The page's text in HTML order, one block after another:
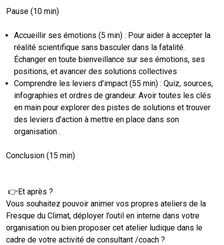
Pause (10 min)
Accueillir ses émotions (5 min) : Pour aider à accepter la
réalité scientifique sans basculer dans la fatalité.
Échanger en toute bienveillance sur ses émotions, ses
positions, et avancer des solutions collectives
Comprendre les leviers d’impact (55 min) : Quiz, sources,
infographies et ordres de grandeur. Avoir toutes les clés
en main pour explorer des pistes de solutions et trouver
des leviers d’action à mettre en place dans son
organisation .
Conclusion (15 min)
👉Et après ?
Vous souhaitez pouvoir animer vos propres ateliers de la
Fresque du Climat, déployer l’outil en interne dans votre
organisation ou bien proposer cet atelier ludique dans le
cadre de votre activité de consultant /coach ?